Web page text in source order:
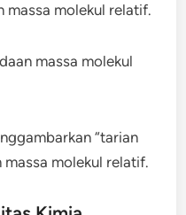
massa molekul relatif.
massa molekul
“tarian
massa molekul relatif.